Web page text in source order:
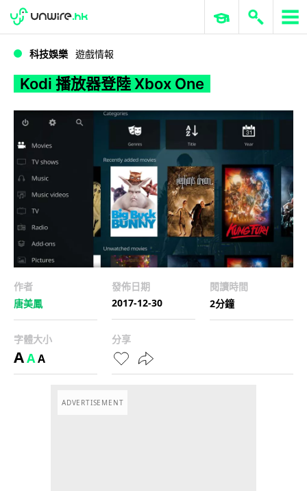
Kodi 播放器登陸 Xbox One
WWDC 2026 ERP 與商業 AI
科技娛樂 遊戲情報
Kodi 播放器登陸 Xbox One
作者
唐美鳳
發佈日期
2017-12-30
閱讀時間
2分鐘
字體大小
AAA
分享
ADVERTISEMENT